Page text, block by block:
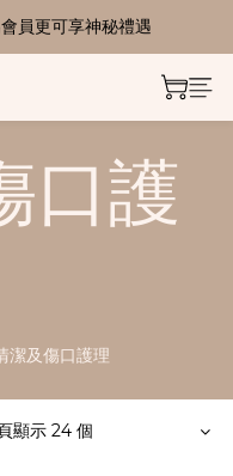
員更可享神秘禮遇
口護
潔及傷口護理
顯示 24 個